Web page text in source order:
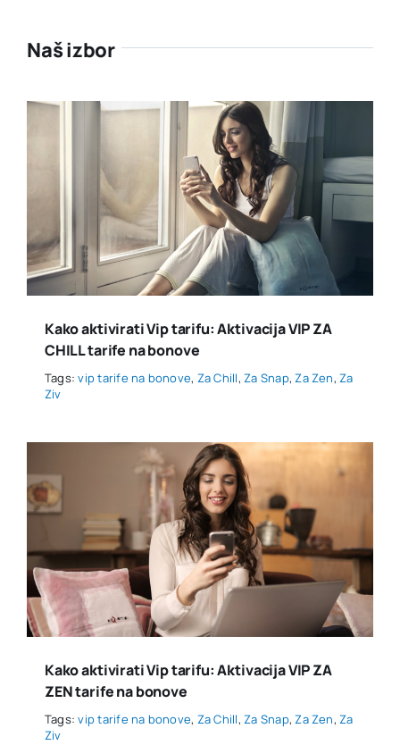
Naš izbor
Kako aktivirati Vip tarifu: Aktivacija VIP ZA
CHILL tarife na bonove
Tags:vip tarife na bonove, Za Chill,Za Snap,Za Zen,Za
Ziv
Kako aktivirati Vip tarifu: Aktivacija VIP ZA
ZEN tarife na bonove
Tags:vip tarife na bonove, Za Chill,Za Snap,Za Zen,Za
Ziv